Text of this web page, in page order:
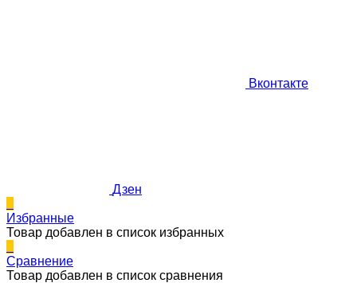
Вконтакте
Дзен
Избранные
Товар добавлен в список избранных
Сравнение
Товар добавлен в список сравнения